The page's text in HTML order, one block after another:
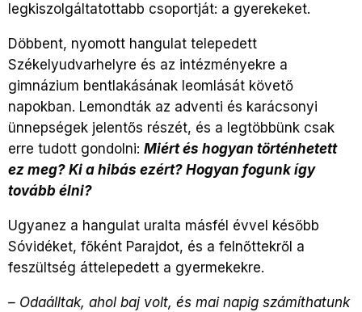
legkiszolgáltatottabb csoportját: a gyerekeket.
Döbbent, nyomott hangulat telepedett
Székelyudvarhelyre és az intézményekre a
gimnázium bentlakásának leomlását követő
napokban. Lemondták az adventi és karácsonyi
ünnepségek jelentős részét, és a legtöbbünk csak
erre tudott gondolni: Miért és hogyan történhetett
ez meg? Ki a hibás ezért? Hogyan fogunk így
tovább élni?
Ugyanez a hangulat uralta másfél évvel később
Sóvidéket, főként Parajdot, és a felnőttekről a
feszültség áttelepedett a gyermekekre.
– Odaálltak, ahol baj volt, és mai napig számíthatunk